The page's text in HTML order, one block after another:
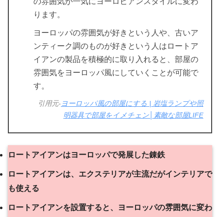
ります。
ヨーロッパの雰囲気が好きという人や、古いア
ンティーク調のものが好きという人はロートア
イアンの製品を積極的に取り入れると、部屋の
雰囲気をヨーロッパ風にしていくことが可能で
す。
引用元-ヨーロッパ風の部屋にする | 岩塩ランプや照
明器具で部屋をイメチェン│素敵な部屋LIFE
ロートアイアンはヨーロッパで発展した錬鉄
ロートアイアンは、エクステリアが主流だがインテリアで
も使える
ロートアイアンを設置すると、ヨーロッパの雰囲気に変わ